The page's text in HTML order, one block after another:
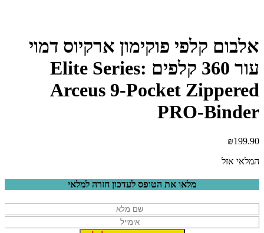
קלפי פוקימון ארקיוס דמוי
עור 360 קלפים Elite Series:
Arceus 9-Pocket
PRO-
₪
אזל
מלאו את הטופס לעדכון חזרה למלאי